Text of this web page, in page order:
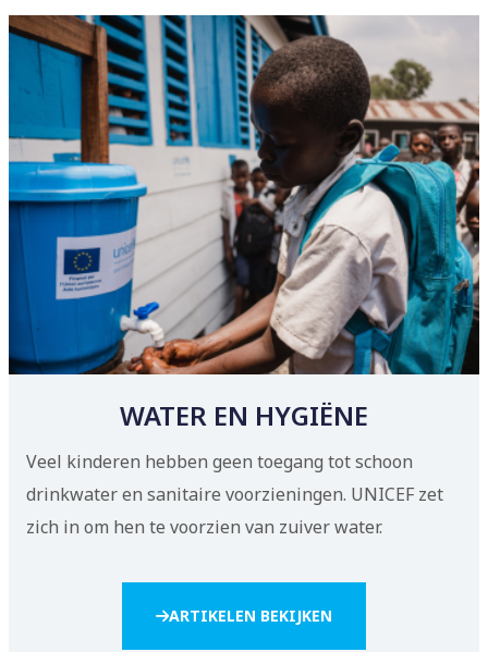
WATER EN HYGIËNE
Veel kinderen hebben geen toegang tot schoon
drinkwater en sanitaire voorzieningen. UNICEF zet
zich in om hen te voorzien van zuiver water.
ARTIKELEN BEKIJKEN